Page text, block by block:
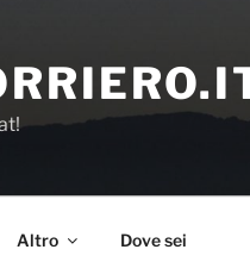
Altro Dove sei